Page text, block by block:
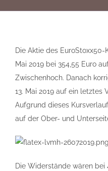
Die Aktie des
Mai 2019 bei 354,55 Euro
Zwischenhoch. Danach
13. Mai 2019 auf ein letztes
Aufgrund dieses
auf der Ober- und
Die Widerstände wären bei